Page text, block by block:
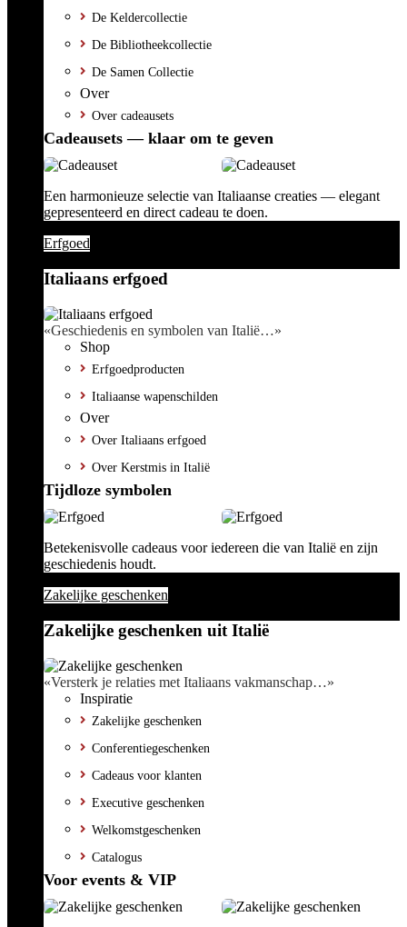
De Keldercollectie
De Bibliotheekcollectie
De Samen Collectie
Over
Over cadeausets
Cadeausets — klaar om te geven
Een harmonieuze selectie van Italiaanse creaties — elegant
gepresenteerd en direct cadeau te doen.
Erfgoed
Italiaans erfgoed
«Geschiedenis en symbolen van Italië…»
Shop
Erfgoedproducten
Italiaanse wapenschilden
Over
Over Italiaans erfgoed
Over Kerstmis in Italië
Tijdloze symbolen
Betekenisvolle cadeaus voor iedereen die van Italië en zijn
geschiedenis houdt.
Zakelijke geschenken
Zakelijke geschenken uit Italië
«Versterk je relaties met Italiaans vakmanschap…»
Inspiratie
Zakelijke geschenken
Conferentiegeschenken
Cadeaus voor klanten
Executive geschenken
Welkomstgeschenken
Catalogus
Voor events & VIP